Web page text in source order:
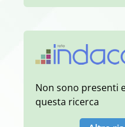
Non sono presenti
questa ricerca